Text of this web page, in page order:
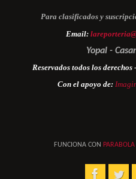
Para clasificados y
Email:
Yopal -
Reservados todos los
Con el apoyo de:
FUNCIONA CON PARABOLA